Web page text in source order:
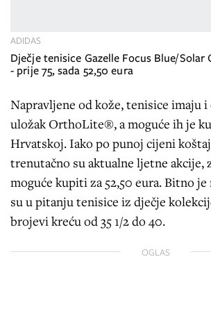
Dječje tenisice Gazelle Focus Blue/Solar
- prije 75, sada 52,50 eura
ADIDAS
Napravljene od kože, tenisice imaju
uložak OrthoLite®, a moguće ih je
Hrvatskoj. Iako po punoj cijeni
trenutačno su aktualne ljetne akcije,
moguće kupiti za 52,50 eura. Bitno je
su u pitanju tenisice iz dječje
brojevi kreću od 35 1/2 do 40.
OGLAS